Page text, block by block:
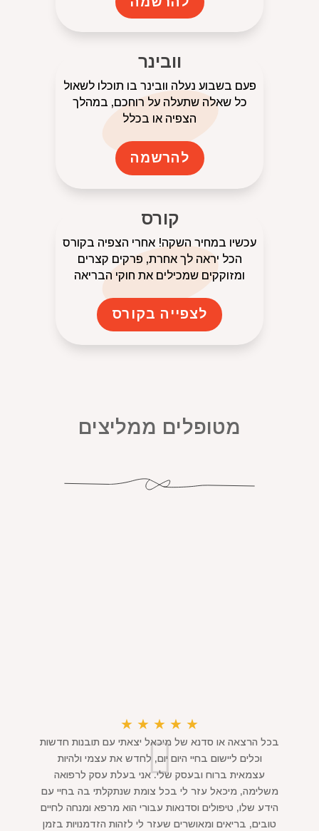
וובינר
פעם בשבוע נעלה וובינר בו תוכלו לשאול
כל שאלה שתעלה על רוחכם, במהלך
הצפיה או בכלל
להרשמה
קורס
עכשיו במחיר השקה! אחרי הצפיה בקורס
הכל יראה לך אחרת, פרקים קצרים
ומזוקקים שמכילים את חוקי הבריאה
לצפייה בקורס
מטופלים ממליצים
★
★
★
★
★
בכל הרצאה או סדנא של מיכאל יצאתי עם תובנות חדשות
וכלים ליישום בחיי היום יום, לחדש את עצמי ולהיות
עצמאית ברוח ובעסק שלי. אני בעלת עסק לרפואה
משלימה, מיכאל עזר לי בכל צומת שנתקלתי בה בחיי עם
הידע שלו, טיפולים וסדנאות עבורי הוא מרפא ומנחה לחיים
טובים, בריאים ומאושרים שעזר לי לזהות הזדמנויות בזמן